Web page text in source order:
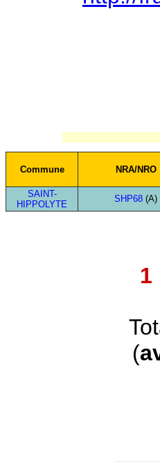
Commune NRA/NRO
SAINT-
HIPPOLYTE
SHP68 (A)
1
(